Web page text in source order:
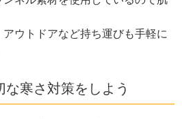
ウトドアなど持ち運びも手軽に
な寒さ対策をしよう